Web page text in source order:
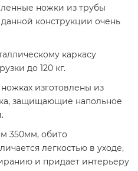
ножки из трубы
конструкции очень
каркасу
до 120 кг.
изготовлены из
защищающие напольное
350мм, обито
легкостью в уходе,
и придает интерьеру